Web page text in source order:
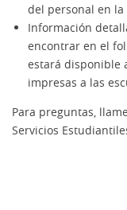
del personal en la
Información
encontrar en el
estará disponible
impresas a las
Para preguntas,
Servicios